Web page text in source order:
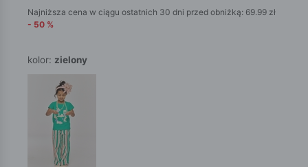
Najniższa cena w ciągu ostatnich 30 dni przed obniżką: 69.99 zł
- 50 %
kolor: zielony